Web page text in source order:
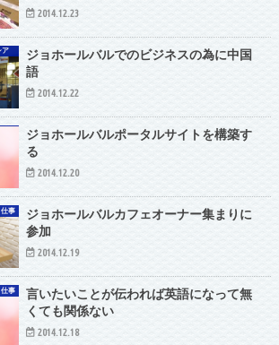
2014.12.23
ア
ジョホールバルでのビジネスの為に中国
語
2014.12.22
ジョホールバルポータルサイトを構築す
る
2014.12.20
事
ジョホールバルカフェオーナー集まりに
参加
2014.12.19
事
言いたいことが伝われば英語になって無
くても関係ない
2014.12.18